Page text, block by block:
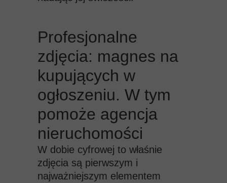
Profesjonalne
zdjęcia: magnes na
kupujących w
ogłoszeniu. W tym
pomoże agencja
nieruchomości
W dobie cyfrowej to właśnie
zdjęcia są pierwszym i
najważniejszym elementem